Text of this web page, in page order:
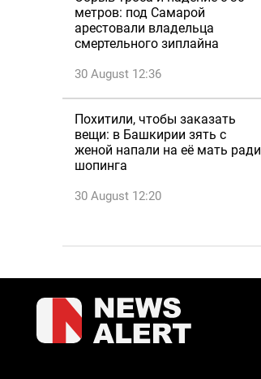
метров: под Самарой
арестовали владельца
смертельного зиплайна
30 August 12:36
Похитили, чтобы заказать
вещи: в Башкирии зять с
женой напали на её мать ради
шопинга
30 August 12:20